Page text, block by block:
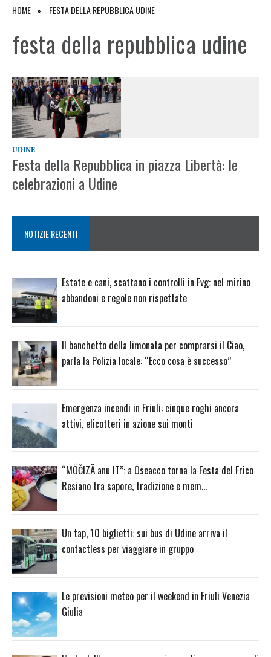
HOME FESTA DELLA REPUBBLICA UDINE
festa della repubblica udine
UDINE
Festa della Repubblica in piazza Libertà: le
celebrazioni a Udine
NOTIZIE RECENTI
Estate e cani, scattano i controlli in Fvg: nel mirino
abbandoni e regole non rispettate
Il banchetto della limonata per comprarsi il Ciao,
parla la Polizia locale: “Ecco cosa è successo”
Emergenza incendi in Friuli: cinque roghi ancora
attivi, elicotteri in azione sui monti
“MÖČIZÄ anu IT”: a Oseacco torna la Festa del Frico
Resiano tra sapore, tradizione e mem…
Un tap, 10 biglietti: sui bus di Udine arriva il
contactless per viaggiare in gruppo
Le previsioni meteo per il weekend in Friuli Venezia
Giulia